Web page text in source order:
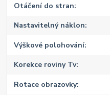
Otáčení do stran
Nastavitelný náklon
Výškové polohování
Korekce roviny Tv
Rotace obrazovky